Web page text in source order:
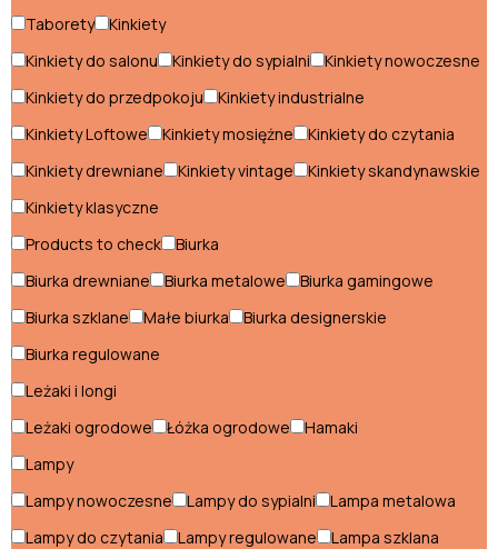
Sofy do salonu
Stoliki do salonu
Stoliki kawowe
Szafki RTV do salonu
Szafy do salonu
Szezlongi do salonu
Witryny do salonu
Sypialnia
Taborety
Kinkiety
Kinkiety do salonu
Kinkiety do sypialni
Kinkiety nowoczesne
Kinkiety do przedpokoju
Kinkiety industrialne
Kinkiety Loftowe
Kinkiety mosiężne
Kinkiety do czytania
Kinkiety drewniane
Kinkiety vintage
Kinkiety skandynawskie
Kinkiety klasyczne
Products to check
Biurka
Biurka drewniane
Biurka metalowe
Biurka gamingowe
Biurka szklane
Małe biurka
Biurka designerskie
Biurka regulowane
Leżaki i longi
Leżaki ogrodowe
Łóżka ogrodowe
Hamaki
Lampy
Lampy nowoczesne
Lampy do sypialni
Lampa metalowa
Lampy do czytania
Lampy regulowane
Lampa szklana